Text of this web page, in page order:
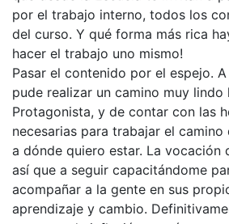
por el trabajo interno, todos los
del curso. Y qué forma más rica
hacer el trabajo uno mismo!
Pasar el contenido por el espejo.
pude realizar un camino muy lindo
Protagonista, y de contar con las
necesarias para trabajar el
a dónde quiero estar. La vocación
así que a seguir capacitándome
acompañar a la gente en sus
aprendizaje y cambio.